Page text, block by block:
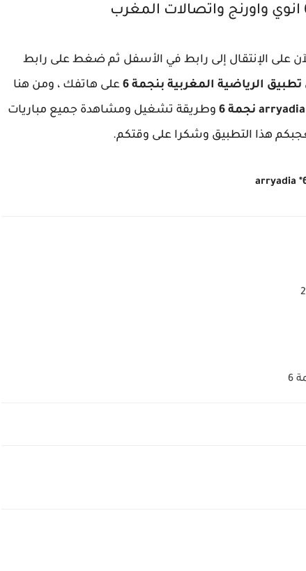
على الإنتقال إلى رابط في الأسفل ثم ضغط على رابط
الرياضية المغربية بنجمة 6
على هاتفك ، ومن هنا
وطريقة تشغيل ومشاهدة جميع مباريات
arryadia